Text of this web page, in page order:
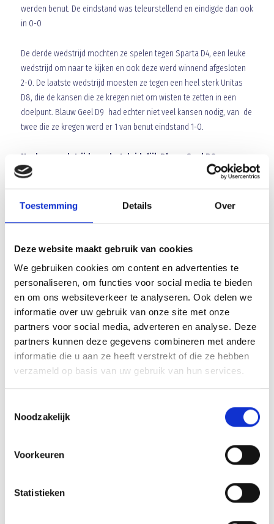
Toestemming Details Over
Deze website maakt gebruik van cookies
We gebruiken cookies om content en advertenties te
personaliseren, om functies voor social media te bieden
en om ons websiteverkeer te analyseren. Ook delen we
informatie over uw gebruik van onze site met onze
partners voor social media, adverteren en analyse. Deze
partners kunnen deze gegevens combineren met andere
informatie die u aan ze heeft verstrekt of die ze hebben
verzameld op basis van uw gebruik van hun services.
Noodzakelijk
Voorkeuren
Statistieken
werden benut. De eindstand was teleurstellend en eindigde dan ook
in 0-0
De derde wedstrijd mochten ze spelen tegen Sparta D4, een leuke
wedstrijd om naar te kijken en ook deze werd winnend afgesloten
2-0. De laatste wedstrijd moesten ze tegen een heel sterk Unitas
D8, die de kansen die ze kregen niet om wisten te zetten in een
doelpunt. Blauw Geel D9 had echter niet veel kansen nodig, van de
twee die ze kregen werd er 1 van benut eindstand 1-0.
Na deze wedstrijd was het duidelijk Blauw Geel D9 was
EERSTE!!!
Namens de leiders D9 Hassan en Darko
JUMBO én BlauwGeel’38…. succesvolle start voor jeugdballen.
E2 pakt de titel